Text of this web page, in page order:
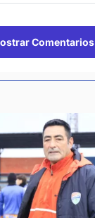
Comentarios